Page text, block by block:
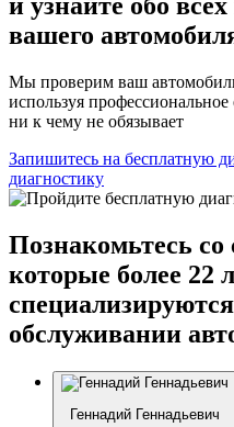
и узнайте обо
вашего
Мы проверим ваш
используя
ни к чему не обязывает
Запишитесь на бесплатную
диагностику
Познакомьтесь
которые более 22
обслуживании
Геннадий Геннадьевич